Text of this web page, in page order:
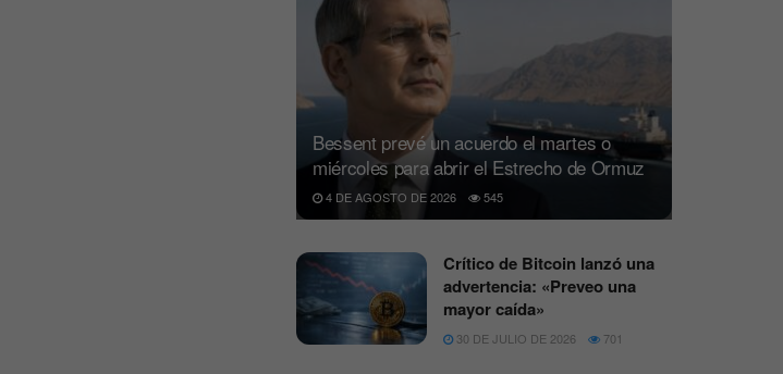
Bessent prevé un acuerdo el martes o
miércoles para abrir el Estrecho de Ormuz
4 DE AGOSTO DE 2026 545
Crítico de Bitcoin lanzó una
advertencia: «Preveo una
mayor caída»
30 DE JULIO DE 2026 701